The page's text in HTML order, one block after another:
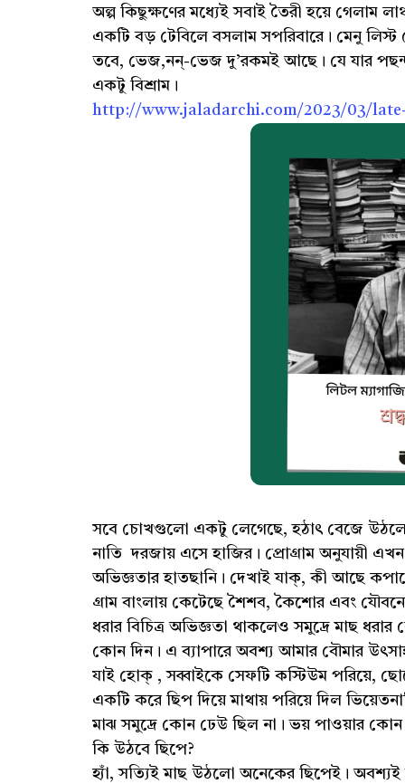
অল্প কিছুক্ষণের মধ্যেই সবাই তৈরী হয়ে গেলাম
একটি বড় টেবিলে বসলাম সপরিবারে। মেনু
তবে, ভেজ,নন্-ভেজ দু’রকমই আছে। যে যার
একটু বিশ্রাম।
http://www.jaladarchi.com/2023/03/
সবে চোখগুলো একটু লেগেছে, হঠাৎ বেজে
নাতি দরজায় এসে হাজির। প্রোগ্রাম অনুযায়ী
অভিজ্ঞতার হাতছানি। দেখাই যাক্, কী আছে
গ্রাম বাংলায় কেটেছে শৈশব, কৈশোর এবং
ধরার বিচিত্র অভিজ্ঞতা থাকলেও সমুদ্রে মাছ
কোন দিন। এ ব্যাপারে অবশ্য আমার বৌমার
যাই হোক্ , সব্বাইকে সেফটি কস্টিউম পরিয়ে,
একটি করে ছিপ দিয়ে মাথায় পরিয়ে দিল
মাঝ সমুদ্রে কোন ঢেউ ছিল না। ভয় পাওয়ার কোন
কি উঠবে ছিপে?
হ্যাঁ, সত্যিই মাছ উঠলো অনেকের ছিপেই।